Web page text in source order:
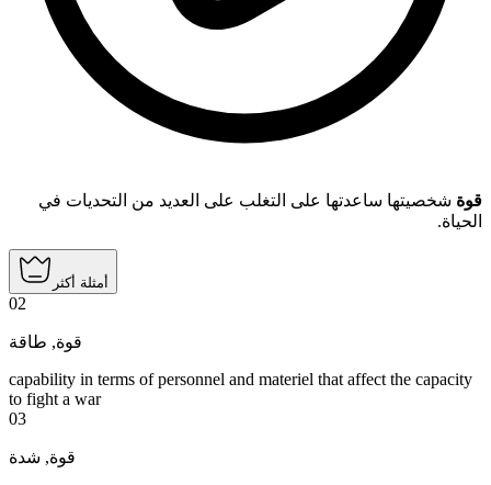
قوة شخصيتها ساعدتها على التغلب على العديد من التحديات في
الحياة.
أمثلة أكثر
02
قوة, طاقة
capability in terms of personnel and materiel that affect the capacity
to fight a war
03
قوة, شدة